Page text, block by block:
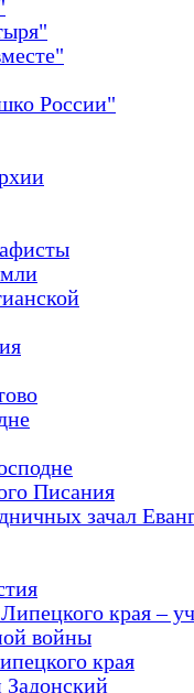
России"
Писания
зачал
края –
войны
края
Задонский